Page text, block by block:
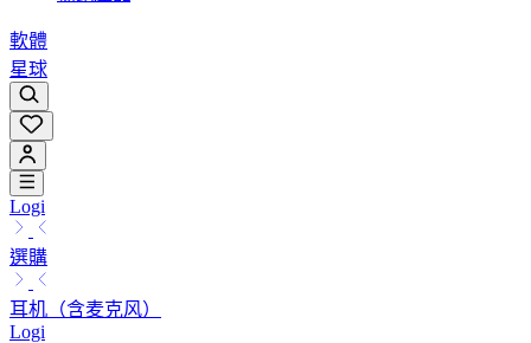
軟體
星球
Logi
選購
耳机（含麦克风）
Logi